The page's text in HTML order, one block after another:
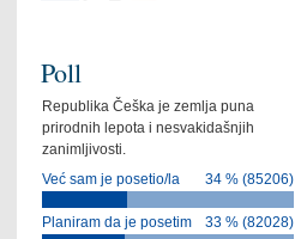
Poll
Republika Češka je zemlja puna
prirodnih lepota i nesvakidašnjih
zanimljivosti.
34 % (85206)
Već sam je posetio/la
33 % (82028)
Planiram da je posetim